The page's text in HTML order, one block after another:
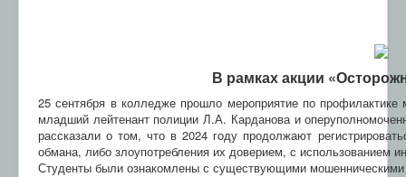
В рамках акции
25 сентября в колледже прошло мероприятие по
младший лейтенант полиции Л.А. Карданова и
рассказали о том, что в 2024 году продолжают
обмана, либо злоупотребления их доверием, с использованием
Студенты были ознакомлены с существующими